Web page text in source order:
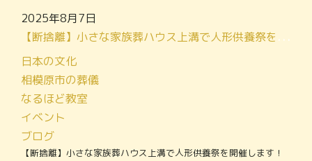
2025年8月7日
【断捨離】小さな家族葬ハウス上溝で人形供養祭を開催します！
日本の文化
相模原市の葬儀
なるほど教室
イベント
ブログ
【断捨離】小さな家族葬ハウス上溝で人形供養祭を開催します！